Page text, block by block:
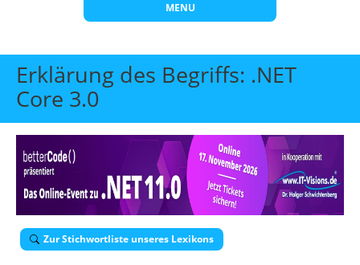
MENU
Start
Themen
Individuelle Schulungen
Offene Seminare
Wissen
Über uns
Erklärung des Begriffs: .NET
Core 3.0
Zur Stichwortliste unseres Lexikons